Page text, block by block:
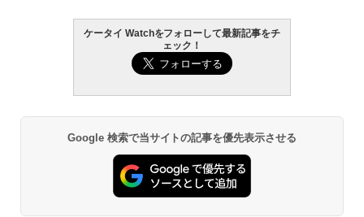
ケータイ Watchをフォローして最新記事をチ
ェック！
Google 検索で当サイトの記事を優先表示させる